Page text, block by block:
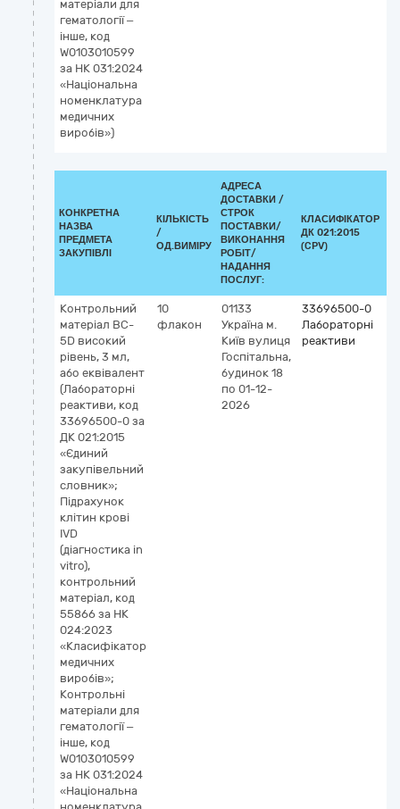
матеріали для
гематології –
інше, код
W0103010599
за НК 031:2024
«Національна
номенклатура
медичних
виробів»)
КОНКРЕТНА
НАЗВА
ПРЕДМЕТА
ЗАКУПІВЛІ
КІЛЬКІСТЬ
/
ОД.ВИМІРУ
АДРЕСА
ДОСТАВКИ /
СТРОК
ПОСТАВКИ/
ВИКОНАННЯ
РОБІТ/
НАДАННЯ
ПОСЛУГ:
КЛАСИФІКАТОР
ДК 021:2015
(CPV)
Контрольний
матеріал BC-
5D високий
рівень, 3 мл,
або еквівалент
(Лабораторні
реактиви, код
33696500-0 за
ДК 021:2015
«Єдиний
закупівельний
словник»;
Підрахунок
клітин крові
IVD
(діагностика in
vitro),
контрольний
матеріал, код
55866 за НК
024:2023
«Класифікатор
медичних
виробів»;
Контрольні
матеріали для
гематології –
інше, код
W0103010599
за НК 031:2024
«Національна
10
флакон
01133
Україна м.
Київ вулиця
Госпітальна,
будинок 18
по 01-12-
2026
33696500-0
Лабораторні
реактиви